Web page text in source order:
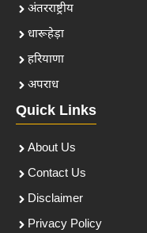
अंतरराष्ट्रीय
धारूहेड़ा
हरियाणा
अपराध
Quick Links
About Us
Contact Us
Disclaimer
Privacy Policy